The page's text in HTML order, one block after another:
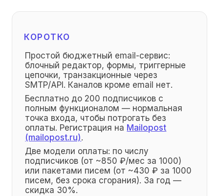
КОРОТКО
Простой бюджетный email-сервис:
блочный редактор, формы, триггерные
цепочки, транзакционные через
SMTP/API. Каналов кроме email нет.
Бесплатно до 200 подписчиков с
полным функционалом — нормальная
точка входа, чтобы потрогать без
оплаты. Регистрация на Mailopost
(mailopost.ru).
Две модели оплаты: по числу
подписчиков (от ~850 ₽/мес за 1000)
или пакетами писем (от ~430 ₽ за 1000
писем, без срока сгорания). За год —
скидка 30%.